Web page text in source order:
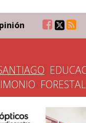
FORESTAL